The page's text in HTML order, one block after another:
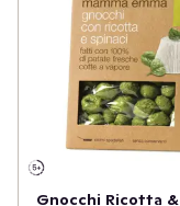
Gnocchi Ricotta &